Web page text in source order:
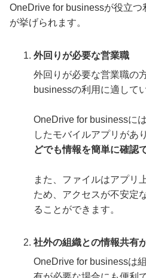
OneDrive for businessが役立
が挙げられます。
外回りが必要な営業職
外回りが必要な営業職の
businessの利用に適して
OneDrive for businessに
したモバイルアプリがあ
どでも情報を簡単に確認
また、ファイルはアプリ
ため、アクセスが不安定
ることができます。
社外の組織との情報共有
OneDrive for businessは